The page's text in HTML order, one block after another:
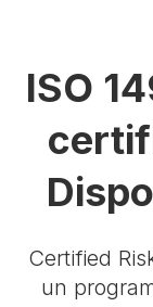
ISO
Certified
un